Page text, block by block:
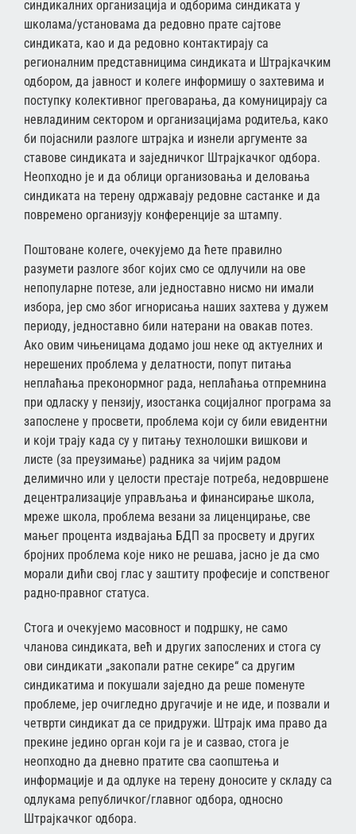
синдикалних организација и одборима синдиката у
школама/установама да редовно прате сајтове
синдиката, као и да редовно контактирају са
регионалним представницима синдиката и Штрајкачким
одбором, да јавност и колеге информишу о захтевима и
поступку колективног преговарања, да комуницирају са
невладиним сектором и организацијама родитеља, како
би појаснили разлоге штрајка и изнели аргументе за
ставове синдиката и заједничког Штрајкачког одбора.
Неопходно је и да облици организовања и деловања
синдиката на терену одржавају редовне састанке и да
повремено организују конференције за штампу.
Поштоване колеге, очекујемо да ћете правилно
разумети разлоге због којих смо се одлучили на ове
непопуларне потезе, али једноставно нисмо ни имали
избора, јер смо због игнорисања наших захтева у дужем
периоду, једноставно били натерани на овакав потез.
Ако овим чињеницама додамо још неке од актуелних и
нерешених проблема у делатности, попут питања
неплаћања преконормног рада, неплаћања отпремнина
при одласку у пензију, изостанка социјалног програма за
запослене у просвети, проблема који су били евидентни
и који трају када су у питању технолошки вишкови и
листе (за преузимање) радника за чијим радом
делимично или у целости престаје потреба, недовршене
децентрализације управљања и финансирање школа,
мреже школа, проблема везани за лиценцирање, све
мањег процента издвајања БДП за просвету и других
бројних проблема које нико не решава, јасно је да смо
морали дићи свој глас у заштиту професије и сопственог
радно-правног статуса.
Стога и очекујемо масовност и подршку, не само
чланова синдиката, већ и других запослених и стога су
ови синдикати „закопали ратне секире“ са другим
синдикатима и покушали заједно да реше поменуте
проблеме, јер очигледно другачије и не иде, и позвали и
четврти синдикат да се придружи. Штрајк има право да
прекине једино орган који га је и сазвао, стога је
неопходно да дневно пратите сва саопштења и
информације и да одлуке на терену доносите у складу са
одлукама републичког/главног одбора, односно
Штрајкачког одбора.